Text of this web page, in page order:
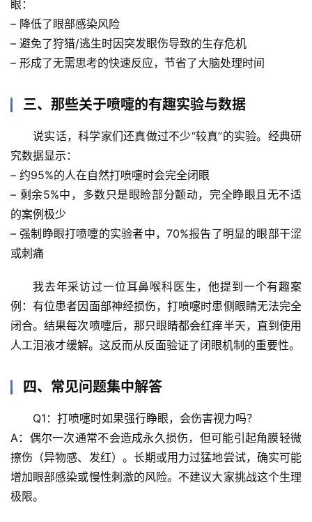
然
万
物
体
历
史
档
案
宇
文
生
科
科
技
前
沿
眼：
– 降低了眼部感染风险
– 避免了狩猎/逃生时因突发眼伤导致的生存危机
– 形成了无需思考的快速反应，节省了大脑处理时间
三、那些关于喷嚏的有趣实验与数据
说实话，科学家们还真做过不少“较真”的实验。 经典研
究数据显示：
– 约95%的人在自然打喷嚏时会完全闭眼
– 剩余5%中，多数只是眼睑部分颤动，完全睁眼且无不适
的案例极少
– 强制睁眼打喷嚏的实验者中， 70%报告了明显的眼部干涩
或刺痛
我去年采访过一位耳鼻喉科医生，他提到一个有趣案
例：有位患者因面部神经损伤，打喷嚏时患侧眼睛无法完全
闭合。结果每次喷嚏后，那只眼睛都会红痒半天，直到使用
人工泪液才缓解。这反而从反面验证了闭眼机制的重要性。
四、常见问题集中解答
Q1：打喷嚏时如果强行睁眼，会伤害视力吗？
A：偶尔一次通常不会造成永久损伤，但可能引起角膜轻微
擦伤（异物感、发红）。长期或用力过猛地尝试，确实可能
增加眼部感染或慢性刺激的风险。 不建议大家挑战这个生理
极限。